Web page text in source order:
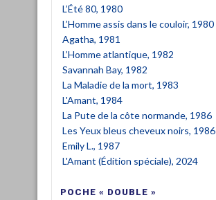
L’Été 80, 1980
L’Homme assis dans le couloir, 1980
Agatha, 1981
L’Homme atlantique, 1982
Savannah Bay, 1982
La Maladie de la mort, 1983
L'Amant, 1984
La Pute de la côte normande, 1986
Les Yeux bleus cheveux noirs, 1986
Emily L., 1987
L'Amant (Édition spéciale), 2024
POCHE « DOUBLE »